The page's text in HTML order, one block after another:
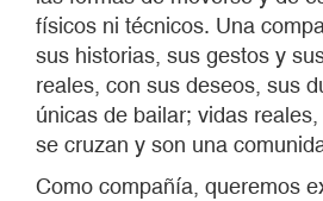
físicos ni técnicos. Una
sus historias, sus gestos y
reales, con sus deseos, sus
únicas de bailar; vidas
se cruzan y son una
Como compañía, queremos